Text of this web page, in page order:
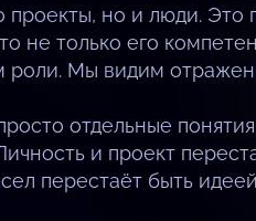
но и люди.
не только его
роли. Мы видим
отдельные
и проект
перестаёт быть